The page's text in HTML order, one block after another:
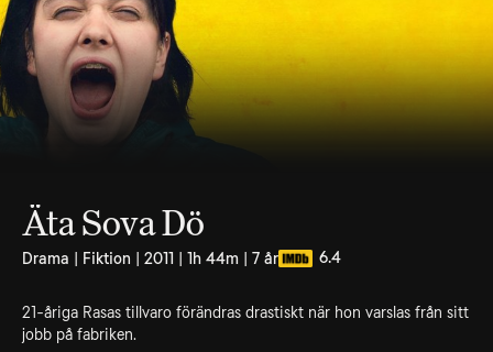
Äta Sova Dö
Drama | Fiktion | 2011 | 1h 44m | 7 år 6.4
21-åriga Rasas tillvaro förändras drastiskt när hon varslas från sitt
jobb på fabriken.